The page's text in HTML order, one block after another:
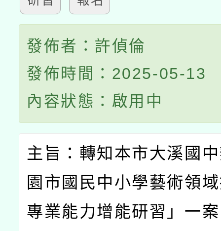
發佈者：許偵倫
發佈時間：2025-05-13
內容狀態：啟用中
主旨：轉知本市大溪國
園市國民中小學藝術領
專業能力增能研習」一